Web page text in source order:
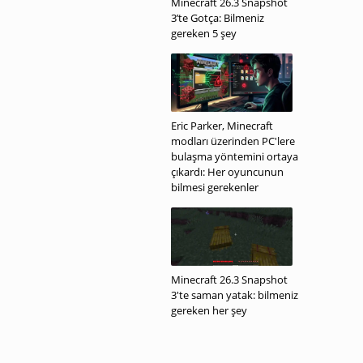
3’te Gotça: Bilmeniz
gereken 5 şey
Eric Parker, Minecraft
modları üzerinden PC'lere
bulaşma yöntemini ortaya
çıkardı: Her oyuncunun
bilmesi gerekenler
Minecraft 26.3 Snapshot
3'te saman yatak: bilmeniz
gereken her şey